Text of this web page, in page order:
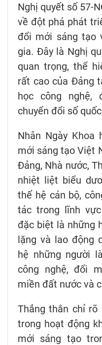
Nghị quyết số 57-
về đột phá phát
đổi mới sáng tạo
gia. Đây là Nghị
quan trọng, thể
rất cao của Đảng
học công nghệ,
chuyển đổi số
Nhân Ngày Khoa
mới sáng tạo Việt
Đảng, Nhà nước,
nhiệt liệt biểu
thế hệ cán bộ,
tác trong lĩnh
đặc biệt là những
lặng và lao động
hệ những người
công nghệ, đổi
miền đất nước và
Thẳng thắn chỉ rõ
trong hoạt động
mới sáng tạo